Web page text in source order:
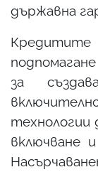
държавна
за
технологии
включване